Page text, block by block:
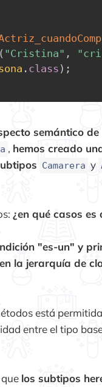
( "Cristina" ,
. class ) ;
semántico de
, hemos creado
Camarera y
¿en qué casos
"es-un" y
la jerarquía de
está
entre el tipo
los subtipos